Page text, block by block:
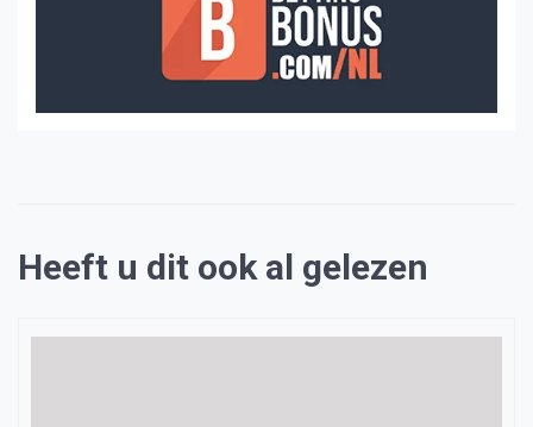
Heeft u dit ook al gelezen